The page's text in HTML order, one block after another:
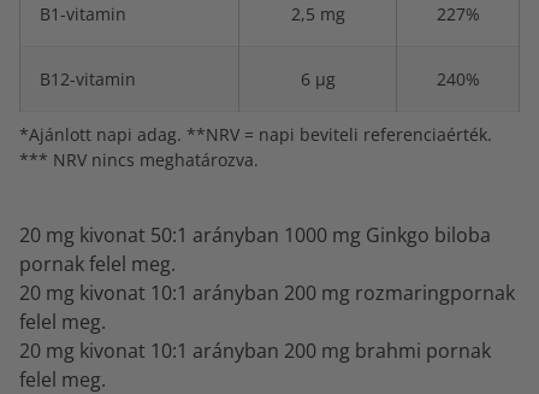
B1-vitamin 2,5 mg 227%
B12-vitamin 6 µg 240%
*Ajánlott napi adag. **NRV = napi beviteli referenciaérték.
*** NRV nincs meghatározva.
20 mg kivonat 50:1 arányban 1000 mg Ginkgo biloba
pornak felel meg.
20 mg kivonat 10:1 arányban 200 mg rozmaringpornak
felel meg.
20 mg kivonat 10:1 arányban 200 mg brahmi pornak
felel meg.